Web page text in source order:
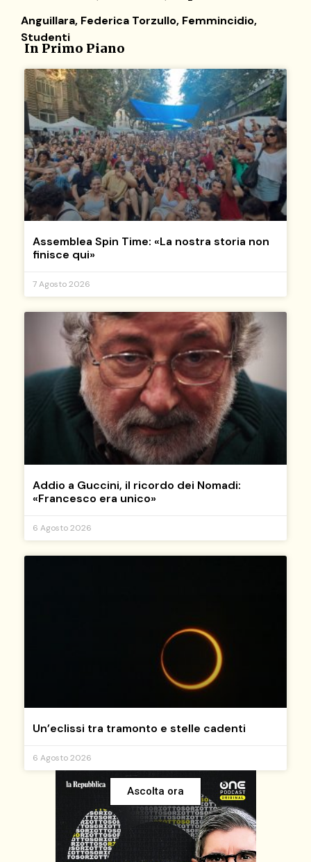
Anguillara, Federica Torzullo, Femmincidio,
Studenti
In Primo Piano
Assemblea Spin Time: «La nostra storia non
finisce qui»
7 Agosto 2026
Addio a Guccini, il ricordo dei Nomadi:
«Francesco era unico»
6 Agosto 2026
Un’eclissi tra tramonto e stelle cadenti
6 Agosto 2026
Ascolta ora